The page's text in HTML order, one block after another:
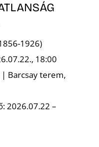
1926)
18:00
| Barcsay terem,
2026.07.22 –